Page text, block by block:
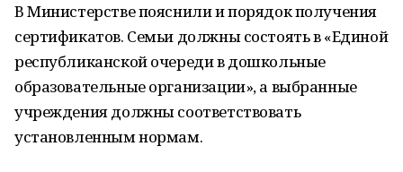
В Министерстве пояснили и порядок получения
сертификатов. Семьи должны состоять в «Единой
республиканской очереди в дошкольные
образовательные организации», а выбранные
учреждения должны соответствовать
установленным нормам.